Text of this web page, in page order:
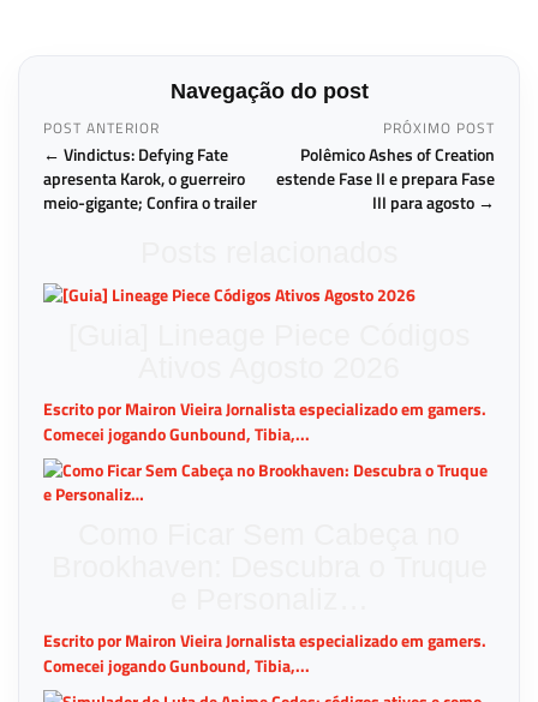
Navegação do post
POST ANTERIOR
← Vindictus: Defying Fate
apresenta Karok, o guerreiro
meio-gigante; Confira o trailer
PRÓXIMO POST
Polêmico Ashes of Creation
estende Fase II e prepara Fase
III para agosto →
Escrito por Mairon Vieira Jornalista especializado em gamers.
Comecei jogando Gunbound, Tibia,...
Escrito por Mairon Vieira Jornalista especializado em gamers.
Comecei jogando Gunbound, Tibia,...